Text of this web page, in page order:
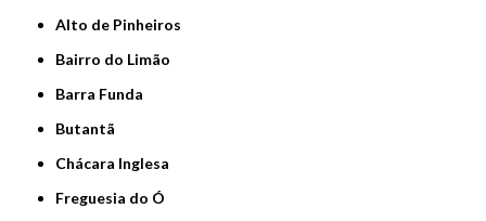
Alto de Pinheiros
Bairro do Limão
Barra Funda
Butantã
Chácara Inglesa
Freguesia do Ó